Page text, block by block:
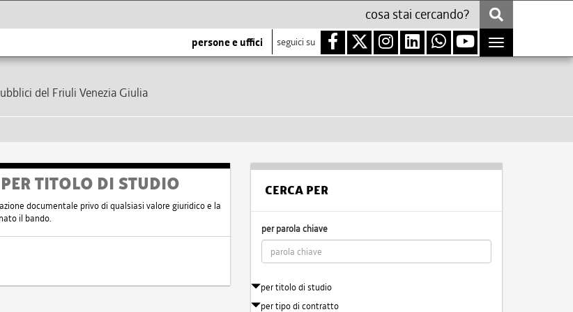
persone e uffici seguici su
Toggle
navigation
del Friuli Venezia Giulia
TITOLO DI STUDIO
documentale privo di qualsiasi valore giuridico e la
il bando.
CERCA PER
per parola chiave
per titolo di studio
per tipo di contratto